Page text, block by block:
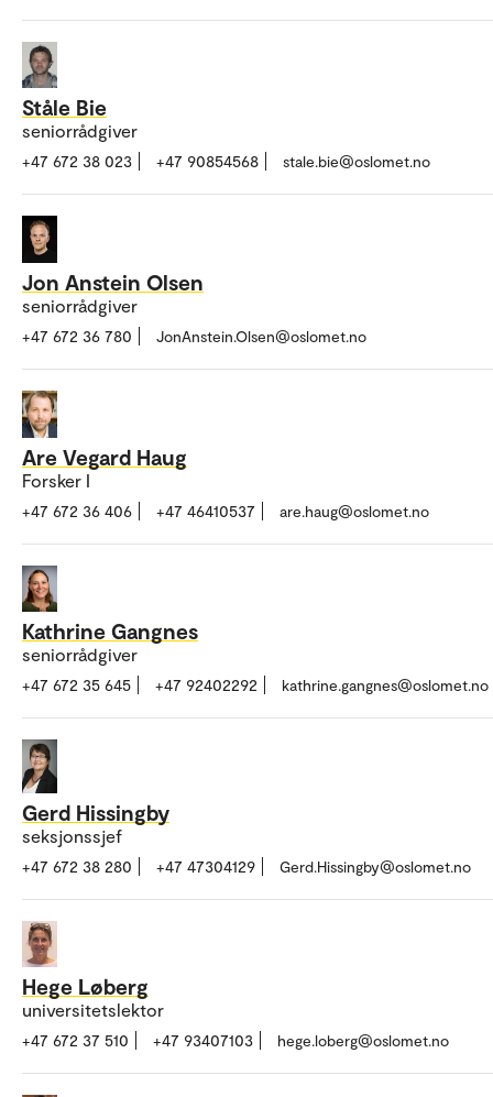
Ståle Bie
seniorrådgiver
+47 672 38 023 +47 90854568 stale.bie@oslomet.no
Jon Anstein Olsen
seniorrådgiver
+47 672 36 780 JonAnstein.Olsen@oslomet.no
Are Vegard Haug
Forsker I
+47 672 36 406 +47 46410537 are.haug@oslomet.no
Kathrine Gangnes
seniorrådgiver
+47 672 35 645 +47 92402292 kathrine.gangnes@oslomet.no
Gerd Hissingby
seksjonssjef
+47 672 38 280 +47 47304129 Gerd.Hissingby@oslomet.no
Hege Løberg
universitetslektor
+47 672 37 510 +47 93407103 hege.loberg@oslomet.no